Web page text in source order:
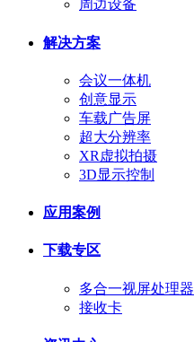
周边设备
解决方案
会议一体机
创意显示
车载广告屏
超大分辨率
XR虚拟拍摄
3D显示控制
应用案例
下载专区
多合一视屏处理器
接收卡